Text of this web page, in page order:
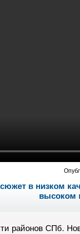
в низком
высоком
районов СПб.